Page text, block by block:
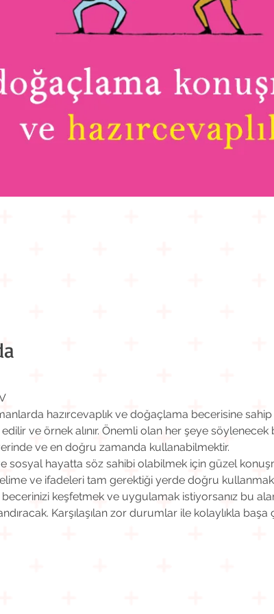
hazırcevaplık ve doğaçlama becerisine
ve örnek alınır. Önemli olan her şeye söylenecek
ve en doğru zamanda kullanabilmektir.
sosyal hayatta söz sahibi olabilmek için güzel
ve ifadeleri tam gerektiği yerde doğru kullanmak
keşfetmek ve uygulamak istiyorsanız bu
Karşılaşılan zor durumlar ile kolaylıkla başa